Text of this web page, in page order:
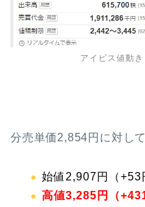
アイビス値動
分売単価2,854円に対して
始値2,907円（+53
高値3,285円（